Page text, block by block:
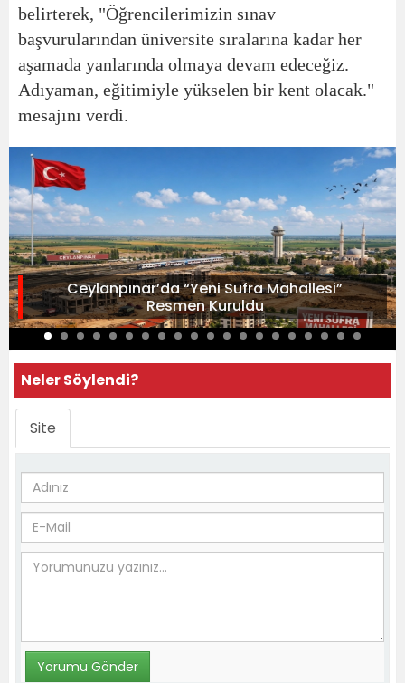
belirterek, "Öğrencilerimizin sınav
başvurularından üniversite sıralarına kadar her
aşamada yanlarında olmaya devam edeceğiz.
Adıyaman, eğitimiyle yükselen bir kent olacak."
mesajını verdi.
Ceylanpınar’da “Yeni Sufra Mahallesi”
Resmen Kuruldu
Neler Söylendi?
Site